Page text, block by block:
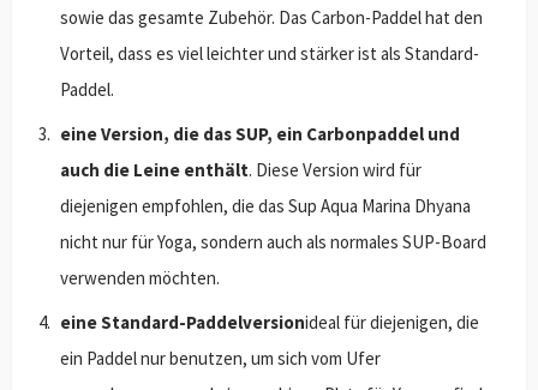
sowie das gesamte Zubehör. Das Carbon-Paddel hat den
Vorteil, dass es viel leichter und stärker ist als Standard-
Paddel.
eine Version, die das SUP, ein Carbonpaddel und
auch die Leine enthält. Diese Version wird für
diejenigen empfohlen, die das Sup Aqua Marina Dhyana
nicht nur für Yoga, sondern auch als normales SUP-Board
verwenden möchten.
eine Standard-Paddelversionideal für diejenigen, die
ein Paddel nur benutzen, um sich vom Ufer